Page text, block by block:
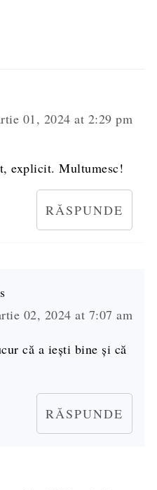
01, 2024 at 2:29 pm
explicit. Multumesc!
RĂSPUNDE
02, 2024 at 7:07 am
că a iești bine și că
RĂSPUNDE